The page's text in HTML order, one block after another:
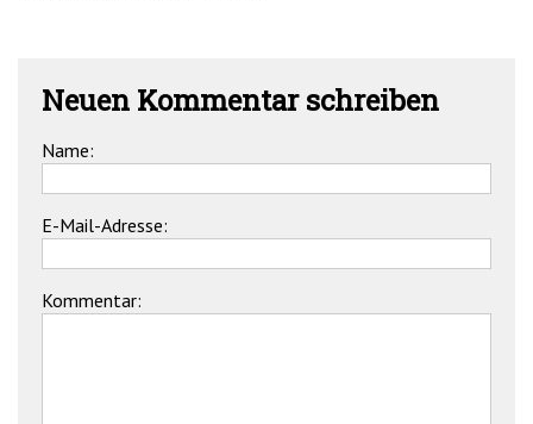
Neuen Kommentar schreiben
Name:
E-Mail-Adresse:
Kommentar: